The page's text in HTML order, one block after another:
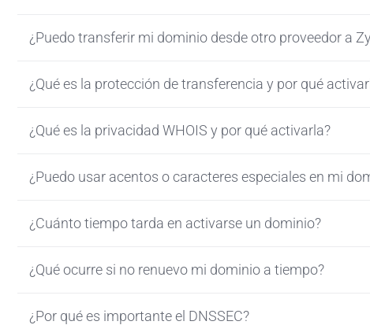
¿Puedo transferir mi dominio desde otro proveedor a
¿Qué es la protección de transferencia y por qué
¿Qué es la privacidad WHOIS y por qué activarla?
¿Puedo usar acentos o caracteres especiales en mi
¿Cuánto tiempo tarda en activarse un dominio?
¿Qué ocurre si no renuevo mi dominio a tiempo?
¿Por qué es importante el DNSSEC?